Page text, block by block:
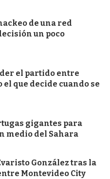
de una red
un poco
el partido entre
el que decide cuando se
gigantes para
medio del Sahara
González tras la
Montevideo City